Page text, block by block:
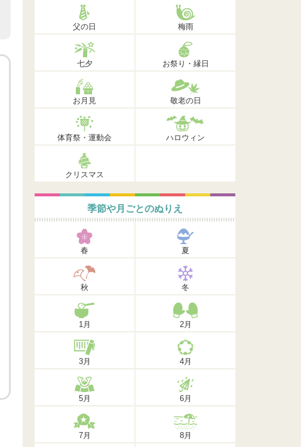
父の日 梅雨
七夕 お祭り・縁日
お月見 敬老の日
体育祭・運動会 ハロウィン
クリスマス
季節や月ごとのぬりえ
春 夏
秋 冬
1月 2月
3月 4月
5月 6月
7月 8月